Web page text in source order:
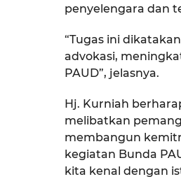
penyelengara dan
“Tugas ini
advokasi,
PAUD”, jelasnya.
Hj. Kurniah
melibatkan
membangun
kegiatan Bunda
kita kenal dengan